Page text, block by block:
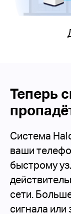
Теперь
Система
ваши
быстрому
сети.
сигнала или